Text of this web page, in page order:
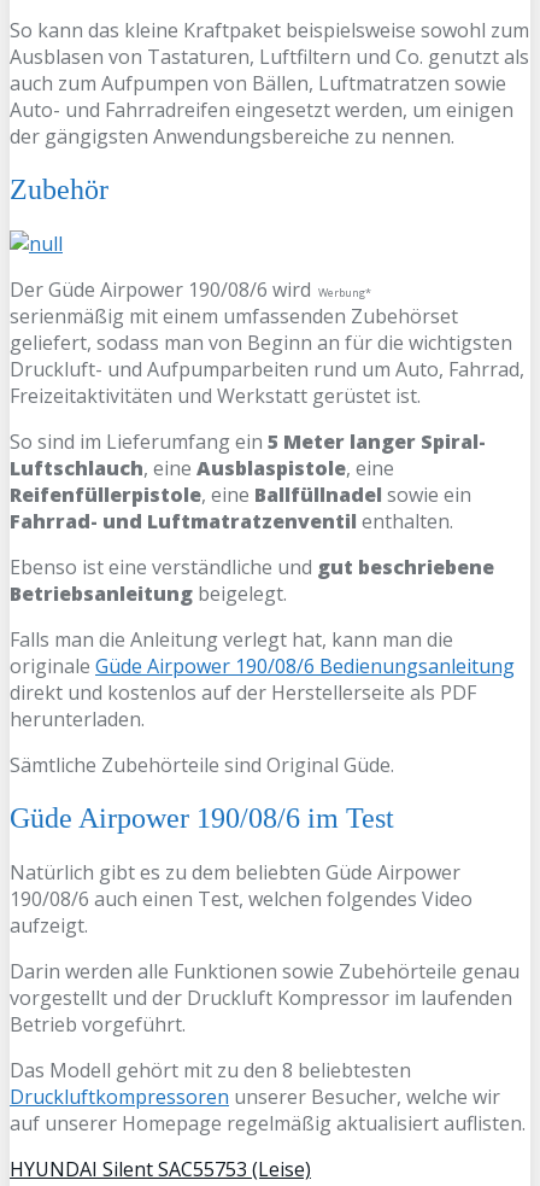
So kann das kleine Kraftpaket beispielsweise sowohl zum
Ausblasen von Tastaturen, Luftfiltern und Co. genutzt als
auch zum Aufpumpen von Bällen, Luftmatratzen sowie
Auto- und Fahrradreifen eingesetzt werden, um einigen
der gängigsten Anwendungsbereiche zu nennen.
Zubehör
Werbung*
Der Güde Airpower 190/08/6 wird
serienmäßig mit einem umfassenden Zubehörset
geliefert, sodass man von Beginn an für die wichtigsten
Druckluft- und Aufpumparbeiten rund um Auto, Fahrrad,
Freizeitaktivitäten und Werkstatt gerüstet ist.
So sind im Lieferumfang ein 5 Meter langer Spiral-
Luftschlauch, eine Ausblaspistole, eine
Reifenfüllerpistole, eine Ballfüllnadel sowie ein
Fahrrad- und Luftmatratzenventil enthalten.
Ebenso ist eine verständliche und gut beschriebene
Betriebsanleitung beigelegt.
Falls man die Anleitung verlegt hat, kann man die
originale Güde Airpower 190/08/6 Bedienungsanleitung
direkt und kostenlos auf der Herstellerseite als PDF
herunterladen.
Sämtliche Zubehörteile sind Original Güde.
Güde Airpower 190/08/6 im Test
Natürlich gibt es zu dem beliebten Güde Airpower
190/08/6 auch einen Test, welchen folgendes Video
aufzeigt.
Darin werden alle Funktionen sowie Zubehörteile genau
vorgestellt und der Druckluft Kompressor im laufenden
Betrieb vorgeführt.
Das Modell gehört mit zu den 8 beliebtesten
Druckluftkompressoren unserer Besucher, welche wir
auf unserer Homepage regelmäßig aktualisiert auflisten.
HYUNDAI Silent SAC55753 (Leise)